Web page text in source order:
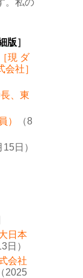
。私の
版］
現 ダ
社］
、東
）
（8
15日）
日本
日）
会社
（2025